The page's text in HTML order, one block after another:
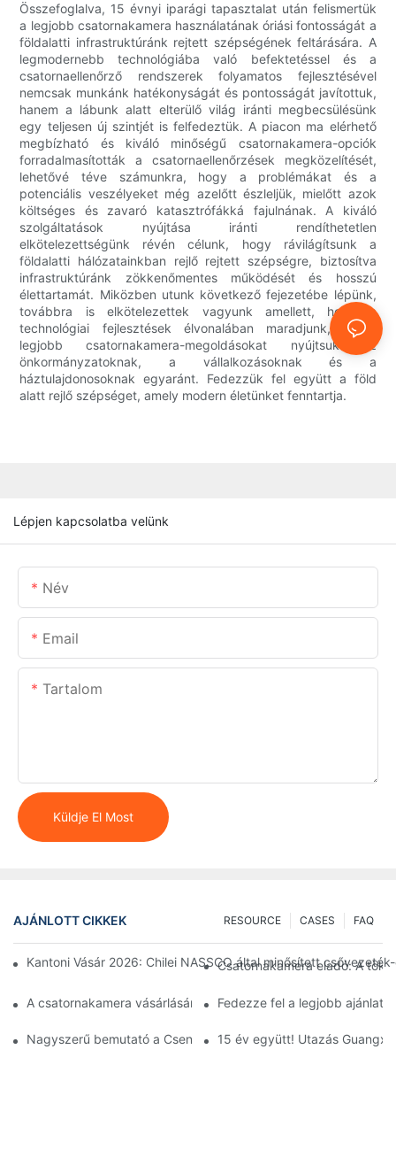
Összefoglalva, 15 évnyi iparági tapasztalat után felismertük
a legjobb csatornakamera használatának óriási fontosságát a
földalatti infrastruktúránk rejtett szépségének feltárására. A
legmodernebb technológiába való befektetéssel és a
csatornaellenőrző rendszerek folyamatos fejlesztésével
nemcsak munkánk hatékonyságát és pontosságát javítottuk,
hanem a lábunk alatt elterülő világ iránti megbecsülésünk
egy teljesen új szintjét is felfedeztük. A piacon ma elérhető
megbízható és kiváló minőségű csatornakamera-opciók
forradalmasították a csatornaellenőrzések megközelítését,
lehetővé téve számunkra, hogy a problémákat és a
potenciális veszélyeket még azelőtt észleljük, mielőtt azok
költséges és zavaró katasztrófákká fajulnának. A kiváló
szolgáltatások nyújtása iránti rendíthetetlen
elkötelezettségünk révén célunk, hogy rávilágítsunk a
földalatti hálózatainkban rejlő rejtett szépségre, biztosítva
infrastruktúránk zökkenőmentes működését és hosszú
élettartamát. Miközben utunk következő fejezetébe lépünk,
továbbra is elkötelezettek vagyunk amellett, hogy a
technológiai fejlesztések élvonalában maradjunk, és a
legjobb csatornakamera-megoldásokat nyújtsuk az
önkormányzatoknak, a vállalkozásoknak és a
háztulajdonosoknak egyaránt. Fedezzük fel együtt a föld
alatt rejlő szépséget, amely modern életünket fenntartja.
Lépjen kapcsolatba velünk
Név
Email
Tartalom
Küldje El Most
AJÁNLOTT CIKKEK FAQ
CASES
RESOURCE
Kantoni Vásár 2026: Chilei NASSCO által minősített
Csatornakamera eladó: A
A csatornakamera vásárlásának átfogó útmutatója: A minőség
Fedezze fel a legjobb
Nagyszerű bemutató a Csengtui Nemzetközi Csővezeték
15 év együtt! Utazás